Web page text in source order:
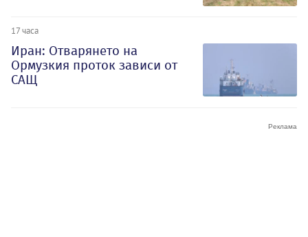
17 часа
Иран: Отварянето на
Ормузкия проток зависи от
САЩ